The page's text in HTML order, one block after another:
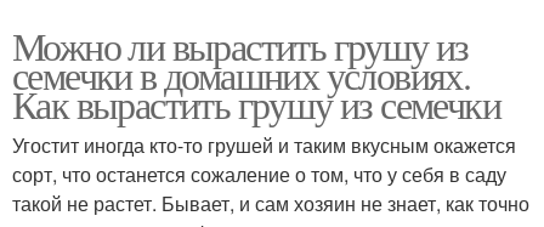
Можно ли вырастить грушу из
семечки в домашних условиях.
Как вырастить грушу из семечки
Угостит иногда кто-то грушей и таким вкусным окажется
сорт, что останется сожаление о том, что у себя в саду
такой не растет. Бывает, и сам хозяин не знает, как точно